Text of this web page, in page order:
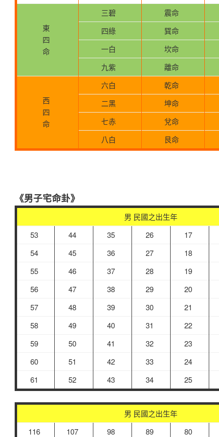
東
四
命
三碧
震命
四綠
巽命
一白
坎命
九紫
離命
西
四
命
六白
乾命
二黑
坤命
七赤
兌命
八白
艮命
《男子宅命卦》
男 民國之出生年
53
44 35 26
17
54
45 36 27
18
55
46 37 28
19
56
47 38 29
20
57
48 39 30
21
58
49 40 31
22
59
50 41 32
23
60
51 42 33
24
61
52 43 34 25
男 民國之出生年
116
107 98 89
80